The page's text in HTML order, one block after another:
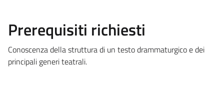
Prerequisiti richiesti
Conoscenza della struttura di un testo drammaturgico e dei
principali generi teatrali.